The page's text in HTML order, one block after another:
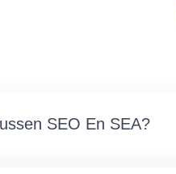
SEO En SEA?